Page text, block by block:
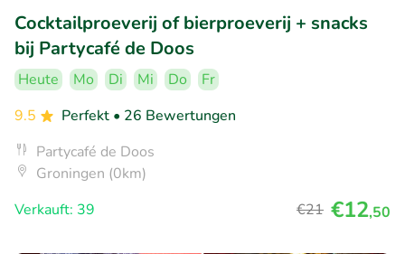
Cocktailproeverij of bierproeverij + snacks
bij Partycafé de Doos
Heute Mo Di Mi Do
Fr
9.5
Perfekt • 26 Bewertungen
Partycafé de Doos
Groningen (0km)
Verkauft: 39
€21 €12,50